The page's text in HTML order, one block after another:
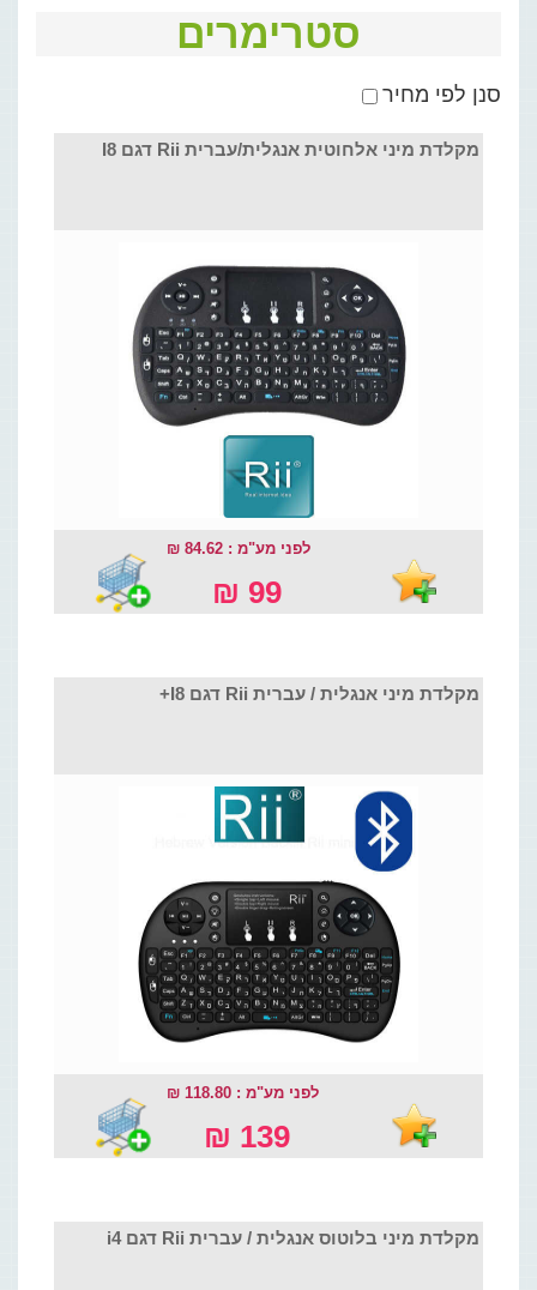
סטרימרים
סנן לפי מחיר
מקלדת מיני אלחוטית אנגלית/עברית Rii דגם I8
לפני מע"מ : 84.62 ₪
99 ₪
מקלדת מיני אנגלית / עברית Rii דגם I8+
לפני מע"מ : 118.80 ₪
139 ₪
מקלדת מיני בלוטוס אנגלית / עברית Rii דגם i4